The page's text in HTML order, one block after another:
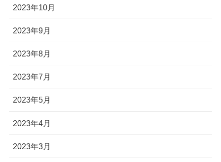
2023年10月
2023年9月
2023年8月
2023年7月
2023年5月
2023年4月
2023年3月